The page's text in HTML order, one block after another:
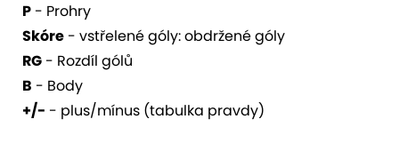
P - Prohry
Skóre - vstřelené góly: obdržené góly
RG - Rozdíl gólů
B - Body
+/- - plus/mínus (tabulka pravdy)